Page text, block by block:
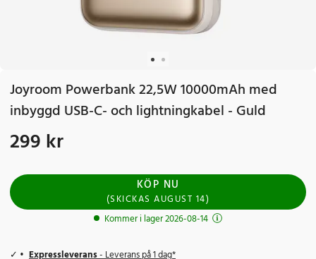
Joyroom Powerbank 22,5W 10000mAh med
inbyggd USB-C- och lightningkabel - Guld
Pris:299 kr
299 kr
KÖP NU
(SKICKASAUGUST 14)
Kommer i lager 2026-08-14
Expressleverans- Leverans på 1 dag*